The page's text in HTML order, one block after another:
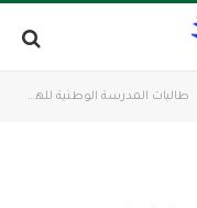
طالبات المدرسة الوطنية للهندسة المعمارية بتطوان يتألقن وطنيا ويمثلن المغرب في نهائيات دولية بصربيا